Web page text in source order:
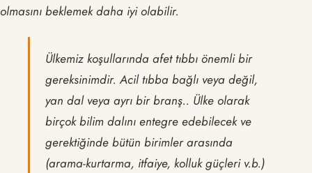
olmasını beklemek daha iyi olabilir.
Ülkemiz koşullarında afet tıbbı önemli bir
gereksinimdir. Acil tıbba bağlı veya değil,
yan dal veya ayrı bir branş.. Ülke olarak
birçok bilim dalını entegre edebilecek ve
gerektiğinde bütün birimler arasında
(arama-kurtarma, itfaiye, kolluk güçleri v.b.)